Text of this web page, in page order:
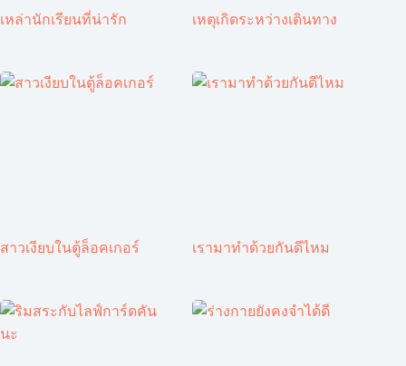
เหล่านักเรียนที่น่ารัก เหตุเกิดระหว่างเดินทาง
สาวเงียบในตู้ล็อคเกอร์ เรามาทำด้วยกันดีไหม